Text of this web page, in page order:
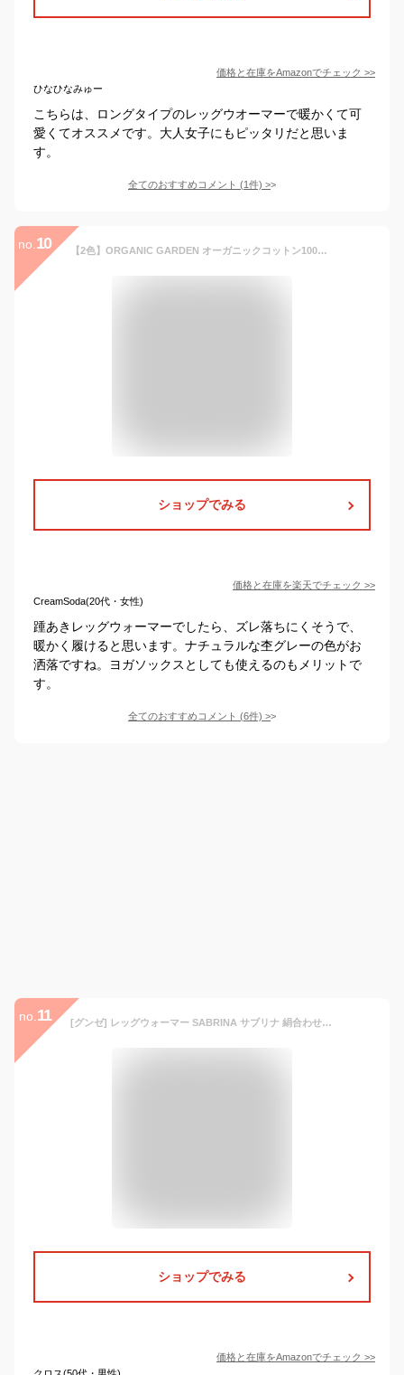
価格と在庫をAmazonでチェック >>
ひなひなみゅー
こちらは、ロングタイプのレッグウオーマーで暖かくて可
愛くてオススメです。大人女子にもピッタリだと思いま
す。
全てのおすすめコメント (1件) >
no. 10 【2色】ORGANIC GARDEN オーガニックコットン100％ かかとあきウォーマー レディース [8-8860] オーガニックガーデン 奈良 ヤマヤ レッグウォーマー ウォーマー フットウェア ヨガソックス トレンカ つま先なし 防寒 保温 冷え 冷え性 レディース 女性用 綿100％ 日本製
ショップでみる
価格と在庫を楽天でチェック >>
CreamSoda(20代・女性)
踵あきレッグウォーマーでしたら、ズレ落ちにくそうで、
暖かく履けると思います。ナチュラルな杢グレーの色がお
洒落ですね。ヨガソックスとしても使えるのもメリットで
す。
全てのおすすめコメント (6件) >
no. 11 [グンゼ] レッグウォーマー SABRINA サブリナ 絹合わせ 表糸綿100 肌側絹100 レディース モクグレー フリーサイズ
ショップでみる
価格と在庫をAmazonでチェック >>